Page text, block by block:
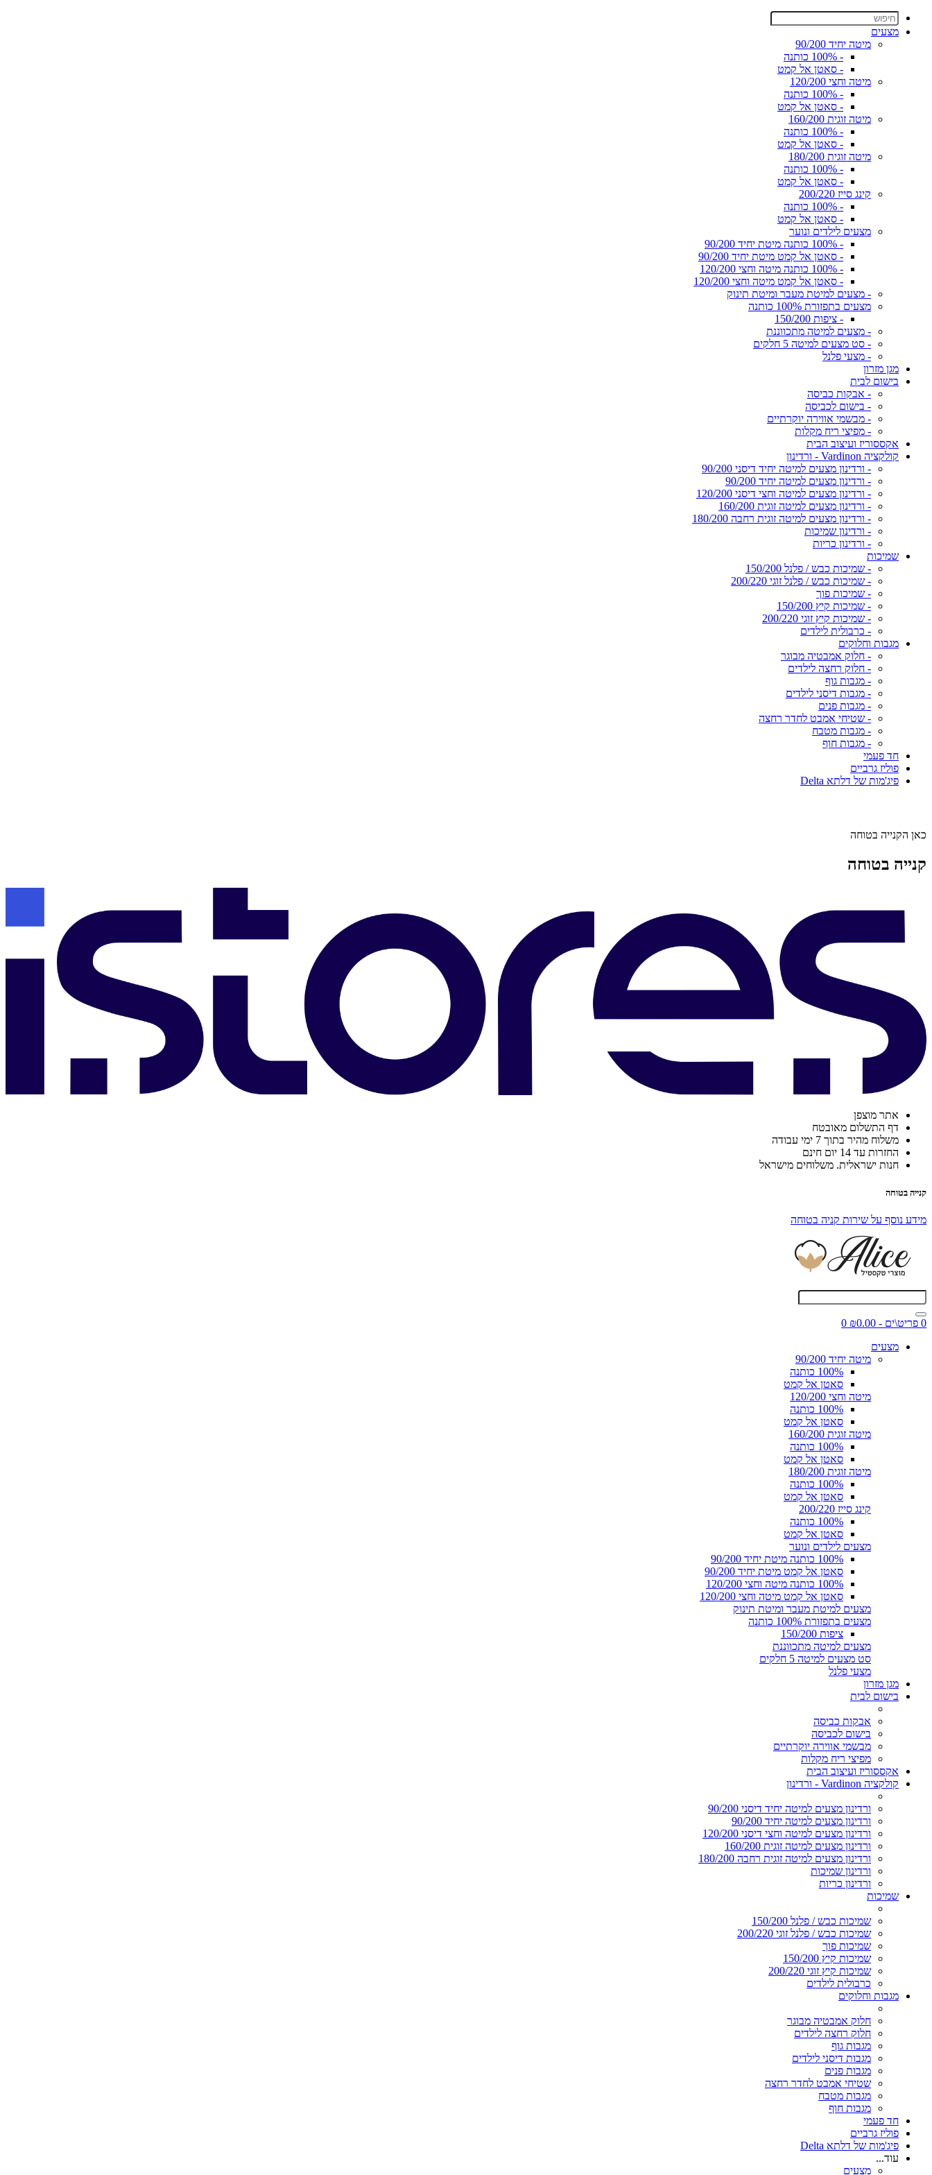
מצעים
מיטה יחיד 90/200
- 100% כותנה
- סאטן אל קמט
מיטה וחצי 120/200
- 100% כותנה
- סאטן אל קמט
מיטה זוגית 160/200
- 100% כותנה
- סאטן אל קמט
מיטה זוגית 180/200
- 100% כותנה
- סאטן אל קמט
קינג סייז 200/220
- 100% כותנה
- סאטן אל קמט
מצעים לילדים ונוער
- 100% כותנה מיטת יחיד 90/200
- סאטן אל קמט מיטת יחיד 90/200
- 100% כותנה מיטה וחצי 120/200
- סאטן אל קמט מיטה וחצי 120/200
- מצעים למיטת מעבר ומיטת תינוק
מצעים בתפזורת 100% כותנה
- ציפות 150/200
- מצעים למיטה מתכווננת
- סט מצעים למיטה 5 חלקים
- מצעי פלנל
מגן מזרון
בישום לבית
- אבקות כביסה
- בישום לכביסה
- מבשמי אווירה יוקרתיים
- מפיצי ריח מקלות
אקססוריז ועיצוב הבית
קולקציה Vardinon - ורדינון
- ורדינון מצעים למיטה יחיד דיסני 90/200
- ורדינון מצעים למיטה יחיד 90/200
- ורדינון מצעים למיטה וחצי דיסני 120/200
- ורדינון מצעים למיטה זוגית 160/200
- ורדינון מצעים למיטה זוגית רחבה 180/200
- ורדינון שמיכות
- ורדינון כריות
שמיכות
- שמיכות כבש / פלנל 150/200
- שמיכות כבש / פלנל זוגי 200/220
- שמיכות פוך
- שמיכות קיץ 150/200
- שמיכות קיץ זוגי 200/220
- כרבולית לילדים
מגבות וחלוקים
- חלוק אמבטיה מבוגר
- חלוק רחצה לילדים
- מגבות גוף
- מגבות דיסני לילדים
- מגבות פנים
- שטיחי אמבט לחדר רחצה
- מגבות מטבח
- מגבות חוף
חד פעמי
פוליז גרביים
פיג'מות של דלתא Delta
כאן הקנייה בטוחה
קנייה בטוחה
אתר מוצפן
דף התשלום מאובטח
משלוח מהיר בתוך 7 ימי עבודה
החזרות עד 14 יום חינם
חנות ישראלית. משלוחים מישראל
קנייה בטוחה
מידע נוסף על שירות קניה בטוחה
0 פריט\ים - ₪0.00
0
מצעים
מיטה יחיד 90/200
100% כותנה
סאטן אל קמט
מיטה וחצי 120/200
100% כותנה
סאטן אל קמט
מיטה זוגית 160/200
100% כותנה
סאטן אל קמט
מיטה זוגית 180/200
100% כותנה
סאטן אל קמט
קינג סייז 200/220
100% כותנה
סאטן אל קמט
מצעים לילדים ונוער
100% כותנה מיטת יחיד 90/200
סאטן אל קמט מיטת יחיד 90/200
100% כותנה מיטה וחצי 120/200
סאטן אל קמט מיטה וחצי 120/200
מצעים למיטת מעבר ומיטת תינוק
מצעים בתפזורת 100% כותנה
ציפות 150/200
מצעים למיטה מתכווננת
סט מצעים למיטה 5 חלקים
מצעי פלנל
מגן מזרון
בישום לבית
אבקות כביסה
בישום לכביסה
מבשמי אווירה יוקרתיים
מפיצי ריח מקלות
אקססוריז ועיצוב הבית
קולקציה Vardinon - ורדינון
ורדינון מצעים למיטה יחיד דיסני 90/200
ורדינון מצעים למיטה יחיד 90/200
ורדינון מצעים למיטה וחצי דיסני 120/200
ורדינון מצעים למיטה זוגית 160/200
ורדינון מצעים למיטה זוגית רחבה 180/200
ורדינון שמיכות
ורדינון כריות
שמיכות
שמיכות כבש / פלנל 150/200
שמיכות כבש / פלנל זוגי 200/220
שמיכות פוך
שמיכות קיץ 150/200
שמיכות קיץ זוגי 200/220
כרבולית לילדים
מגבות וחלוקים
חלוק אמבטיה מבוגר
חלוק רחצה לילדים
מגבות גוף
מגבות דיסני לילדים
מגבות פנים
שטיחי אמבט לחדר רחצה
מגבות מטבח
מגבות חוף
חד פעמי
פוליז גרביים
פיג'מות של דלתא Delta
עוד...
מצעים